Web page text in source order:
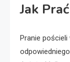
Jak
Pranie